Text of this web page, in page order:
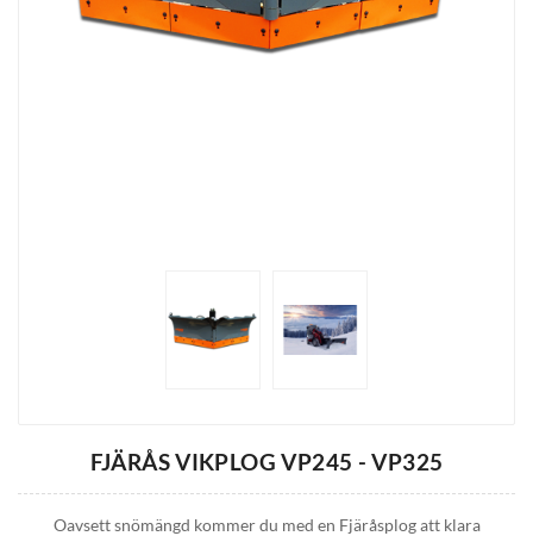
FJÄRÅS VIKPLOG VP245 - VP325
Oavsett snömängd kommer du med en Fjäråsplog att klara